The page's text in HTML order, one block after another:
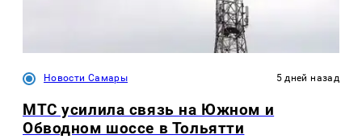
Новости Самары 5 дней назад
МТС усилила связь на Южном и
Обводном шоссе в Тольятти